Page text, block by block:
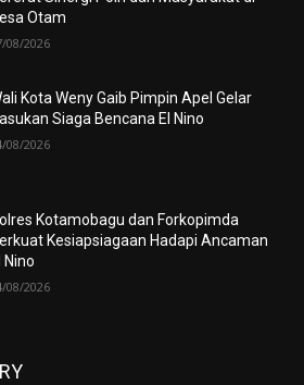
Otam
08/2026
Kota Weny Gaib Pimpin Apel Gelar
Siaga Bencana El Nino
08/2026
Kotamobagu dan Forkopimda
Kesiapsiagaan Hadapi Ancaman
Nino
08/2026